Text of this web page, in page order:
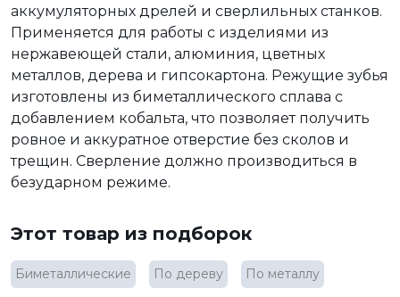
аккумуляторных дрелей и сверлильных станков.
Применяется для работы с изделиями из
нержавеющей стали, алюминия, цветных
металлов, дерева и гипсокартона. Режущие зубья
изготовлены из биметаллического сплава с
добавлением кобальта, что позволяет получить
ровное и аккуратное отверстие без сколов и
трещин. Сверление должно производиться в
безударном режиме.
Этот товар из подборок
Биметаллические По дереву По металлу